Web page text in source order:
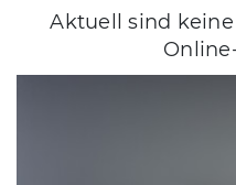
Aktuell sind